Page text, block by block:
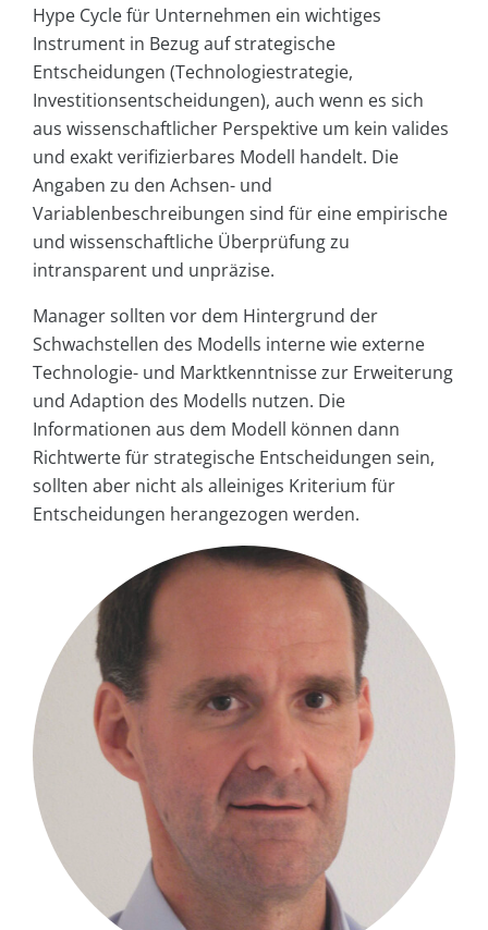
Hype Cycle für Unternehmen ein wichtiges
Instrument in Bezug auf strategische
Entscheidungen (Technologiestrategie,
Investitionsentscheidungen), auch wenn es sich
aus wissenschaftlicher Perspektive um kein valides
und exakt verifizierbares Modell handelt. Die
Angaben zu den Achsen- und
Variablenbeschreibungen sind für eine empirische
und wissenschaftliche Überprüfung zu
intransparent und unpräzise.
Manager sollten vor dem Hintergrund der
Schwachstellen des Modells interne wie externe
Technologie- und Marktkenntnisse zur Erweiterung
und Adaption des Modells nutzen. Die
Informationen aus dem Modell können dann
Richtwerte für strategische Entscheidungen sein,
sollten aber nicht als alleiniges Kriterium für
Entscheidungen herangezogen werden.